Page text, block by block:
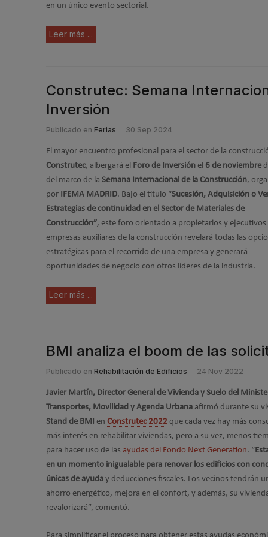
en un único evento sectorial.
Leer más ...
Construtec: Semana
Inversión
Publicado en Ferias 30 Sep 2024
El mayor encuentro profesional para el sector de la
Construtec, albergará el Foro de Inversión el 6 de noviembre
del marco de la Semana Internacional de la Construcción,
por IFEMA MADRID. Bajo el título “Sucesión, Adquisición o
Estrategias de continuidad en el Sector de Materiales de
Construcción”, este foro orientado a propietarios y ejecutivos
empresas auxiliares de la construcción revelará todas las
estratégicas para el recorrido de una empresa y generará
oportunidades de negocio con otros líderes de la industria.
Leer más ...
BMI analiza el boom de las
Publicado en Rehabilitación de Edificios 24 Nov 2022
Javier Martín, Director General de Vivienda y Suelo del
Transportes, Movilidad y Agenda Urbana afirmó durante su
Stand de BMI en Construtec 2022 que cada vez hay más
más interés en rehabilitar viviendas, pero a su vez, menos
para hacer uso de las ayudas del Fondo Next Generation. “
en un momento inigualable para renovar los edificios con
únicas de ayuda y deducciones fiscales. Los vecinos tendrán
ahorro energético, mejora en el confort, y además, su
revalorizará”, comentó.